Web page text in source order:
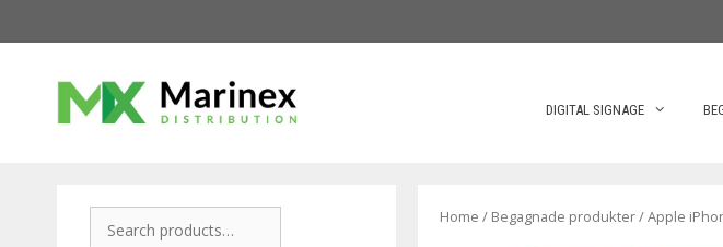
DIGITAL SIGNAGE
Home / Begagnade produkter/ Apple